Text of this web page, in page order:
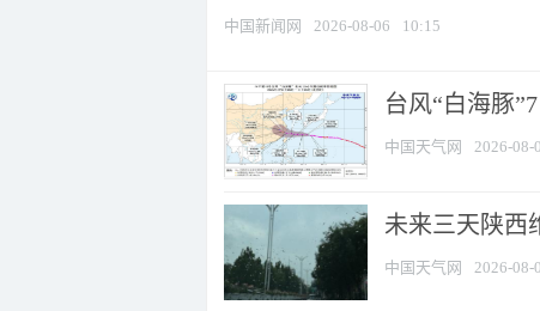
中国新闻网 2026-08-06 10:15
台风“白海豚
中国天气网 2026-08-
未来三天陕西
中国天气网 2026-08-